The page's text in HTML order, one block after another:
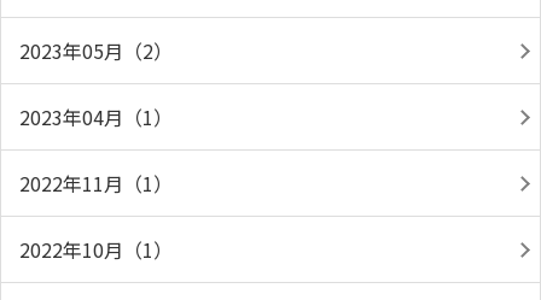
2023年05月（2）
2023年04月（1）
2022年11月（1）
2022年10月（1）